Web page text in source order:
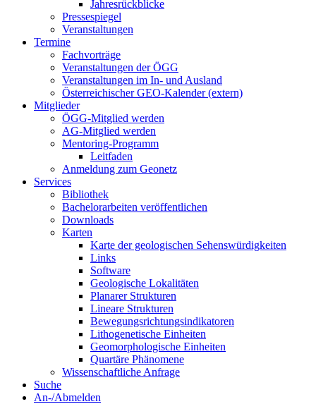
Jahresrückblicke
Pressespiegel
Veranstaltungen
Termine
Fachvorträge
Veranstaltungen der ÖGG
Veranstaltungen im In- und Ausland
Österreichischer GEO-Kalender (extern)
Mitglieder
ÖGG-Mitglied werden
AG-Mitglied werden
Mentoring-Programm
Leitfaden
Anmeldung zum Geonetz
Services
Bibliothek
Bachelorarbeiten veröffentlichen
Downloads
Karten
Karte der geologischen Sehenswürdigkeiten
Links
Software
Geologische Lokalitäten
Planarer Strukturen
Lineare Strukturen
Bewegungsrichtungsindikatoren
Lithogenetische Einheiten
Geomorphologische Einheiten
Quartäre Phänomene
Wissenschaftliche Anfrage
Suche
An-/Abmelden